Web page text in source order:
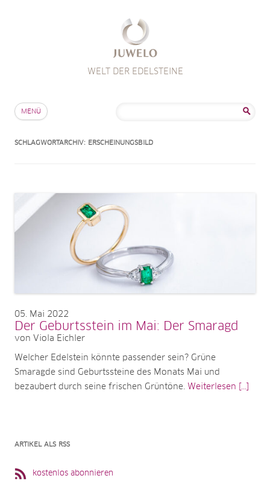
WELT DER EDELSTEINE
MENÜ
SCHLAGWORTARCHIV: ERSCHEINUNGSBILD
05 Mai 2022
Der Geburtsstein im Mai: Der Smaragd
von Viola Eichler
Welcher Edelstein könnte passender sein? Grüne
Smaragde sind Geburtssteine des Monats Mai und
bezaubert durch seine frischen Grüntöne. Weiterlesen [...]
ARTIKEL ALS RSS
kostenlos abonnieren